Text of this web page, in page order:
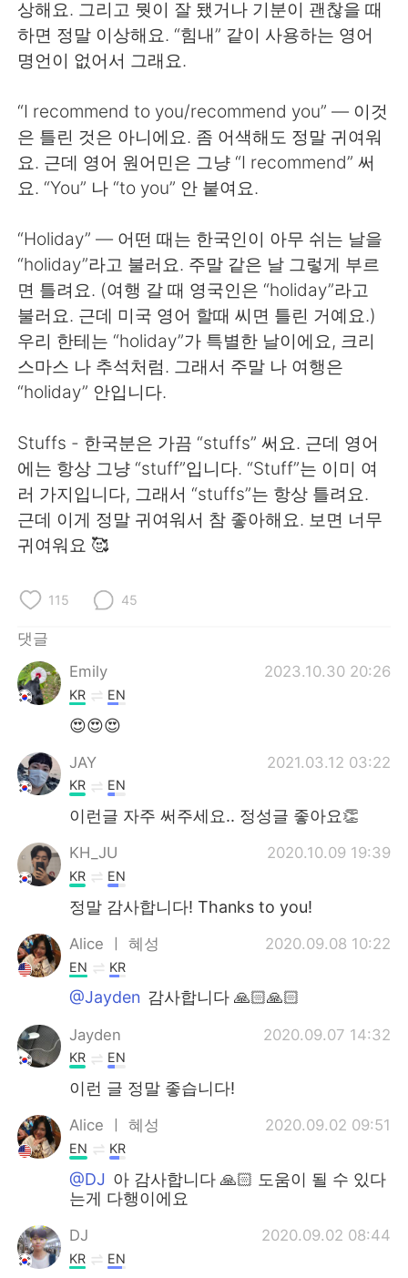
상해요. 그리고 뭣이 잘 됐거나 기분이 괜찮을 때
하면 정말 이상해요. “힘내” 같이 사용하는 영어
명언이 없어서 그래요.
“I recommend to you/recommend you” — 이것
은 틀린 것은 아니에요. 좀 어색해도 정말 귀여워
요. 근데 영어 원어민은 그냥 “I recommend” 써
요. “You” 나 “to you” 안 붙여요.
“Holiday” — 어떤 때는 한국인이 아무 쉬는 날을
“holiday”라고 불러요. 주말 같은 날 그렇게 부르
면 틀려요. (여행 갈 때 영국인은 “holiday”라고
불러요. 근데 미국 영어 할때 씨면 틀린 거예요.)
우리 한테는 “holiday”가 특별한 날이에요, 크리
스마스 나 추석처럼. 그래서 주말 나 여행은
“holiday” 안입니다.
Stuffs - 한국분은 가끔 “stuffs” 써요. 근데 영어
에는 항상 그냥 “stuff”입니다. “Stuff”는 이미 여
러 가지입니다, 그래서 “stuffs”는 항상 틀려요.
근데 이게 정말 귀여워서 참 좋아해요. 보면 너무
귀여워요 🥰
115 45
댓글
Emily
2023.10.30 20:26
KR EN
😍😍😍
JAY 2021.03.12 03:22
KR EN
이런글 자주 써주세요.. 정성글 좋아요👏
KH_JU 2020.10.09 19:39
KR EN
정말 감사합니다! Thanks to you!
Alice ㅣ 혜성 2020.09.08 10:22
EN KR
@Jayden 감사합니다 🙏🏻🙏🏻
Jayden 2020.09.07 14:32
KR EN
이런 글 정말 좋습니다!
Alice ㅣ 혜성 2020.09.02 09:51
EN KR
@DJ 아 감사합니다 🙏🏻 도움이 될 수 있다
는게 다행이에요
DJ 2020.09.02 08:44
KR EN